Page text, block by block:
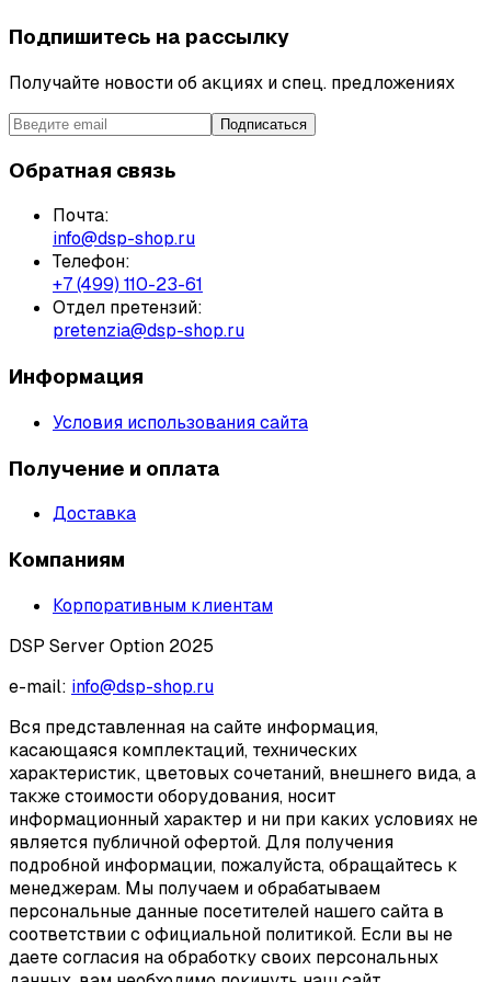
Подпишитесь на рассылку
Получайте новости об акциях и спец. предложениях
Подписаться
Обратная связь
Почта:
info@dsp-shop.ru
Телефон:
+7 (499) 110-23-61
Отдел претензий:
pretenzia@dsp-shop.ru
Информация
Условия использования сайта
Получение и оплата
Доставка
Компаниям
Корпоративным клиентам
DSP Server Option 2025
e-mail: info@dsp-shop.ru
Вся представленная на сайте информация,
касающаяся комплектаций, технических
характеристик, цветовых сочетаний, внешнего вида, а
также стоимости оборудования, носит
информационный характер и ни при каких условиях не
является публичной офертой. Для получения
подробной информации, пожалуйста, обращайтесь к
менеджерам. Мы получаем и обрабатываем
персональные данные посетителей нашего сайта в
соответствии с официальной политикой. Если вы не
даете согласия на обработку своих персональных